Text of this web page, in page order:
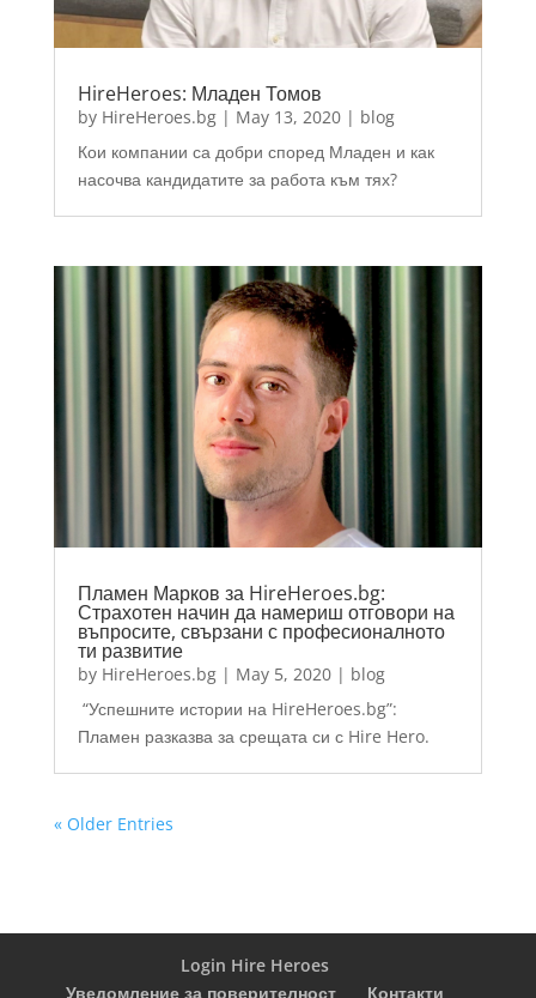
HireHeroes: Младен Томов
by HireHeroes.bg| May 13, 2020| blog
Кои компании са добри според Младен и как
насочва кандидатите за работа към тях?
Пламен Марков за HireHeroes.bg:
Страхотен начин да намериш отговори на
въпросите, свързани с професионалното
ти развитие
by HireHeroes.bg| May 5, 2020| blog
“Успешните истории на HireHeroes.bg”:
Пламен разказва за срещата си с Hire Hero.
« Older Entries
Login Hire Heroes
Уведомление за поверителност
Контакти